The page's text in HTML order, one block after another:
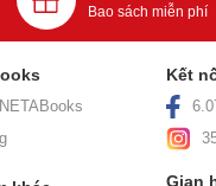
Bao sách miễn phí
Kết
Gian